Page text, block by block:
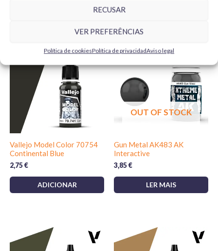
RECUSAR
VER PREFERÊNCIAS
Política de cookiesPolítica de privacidadAviso legal
Vallejo Model Color 70754
Continental Blue
2,75€
ADICIONAR
OUT OF STOCK
Gun Metal AK483 AK
Interactive
3,85€
LER MAIS